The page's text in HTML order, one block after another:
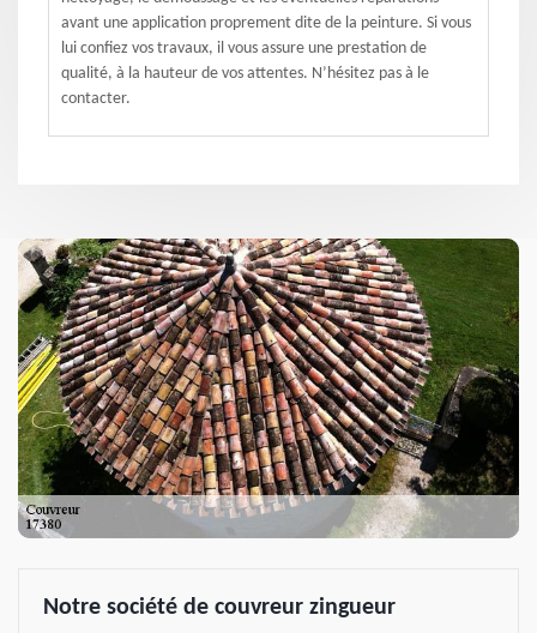
avant une application proprement dite de la peinture. Si vous
lui confiez vos travaux, il vous assure une prestation de
qualité, à la hauteur de vos attentes. N’hésitez pas à le
contacter.
Notre société de couvreur zingueur